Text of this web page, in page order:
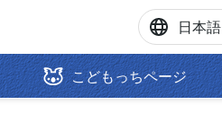
日本語
こどもっちページ